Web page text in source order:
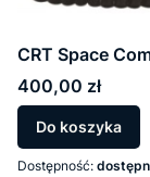
CRT Space
Cena
400,00 zł
Do koszyka
Dostępność: